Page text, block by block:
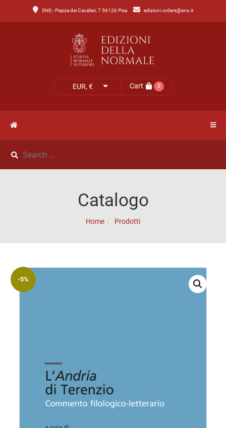
SNS - Piazza dei Cavalieri, 7 56126 Pisa edizioni.orders@sns.it
EUR, € Cart 0
MenuCatalogo
Catalogo
Incipit
Archetipi
Senza
Lettere
Annali
NOVITÀ
NEWS
IL
Catalogo
Home Prodotti
-5%